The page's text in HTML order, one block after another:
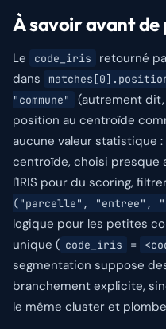
À savoir avant
Le code_iris
retourné
dans
"commune"
(autrement dit,
position au centroïde
aucune valeur statistique
centroïde, choisi presque
l'IRIS pour du scoring,
("parcelle", "entree",
logique pour les petites
unique ( code_iris =
segmentation suppose
branchement explicite,
le même cluster et